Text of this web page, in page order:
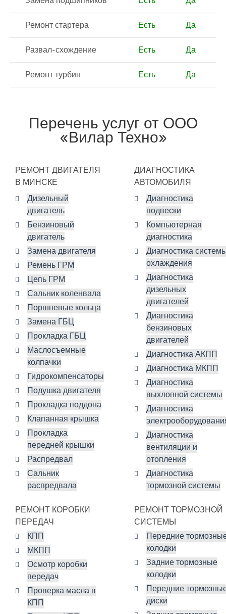
Ремонт стартера Есть Да
Развал-схождение Есть Да
Ремонт турбин Есть Да
Перечень услуг от ООО
«Вилар Техно»
РЕМОНТ ДВИГАТЕЛЯ
В МИНСКЕ
Дизельный
двигатель
Бензиновый
двигатель
Замена двигателя
Ремень ГРМ
Цепь ГРМ
Сальник коленвала
Поршневые кольца
Замена ГБЦ
Прокладка ГБЦ
Маслосъемные
колпачки
Гидрокомпенсаторы
Подушка двигателя
Прокладка поддона
Клапанная крышка
Прокладка
передней крышки
Распредвал
Сальник
распредвала
РЕМОНТ КОРОБКИ
ПЕРЕДАЧ
КПП
МКПП
Осмотр коробки
передач
Проверка масла в
КПП
ДИАГНОСТИКА
АВТОМОБИЛЯ
Диагностика
подвески
Компьютерная
диагностика
Диагностика
охлаждения
Диагностика
дизельных
двигателей
Диагностика
бензиновых
двигателей
Диагностика АКПП
Диагностика МКПП
Диагностика
выхлопной системы
Диагностика
Диагностика
вентиляции и
отопления
Диагностика
тормозной системы
РЕМОНТ ТОРМОЗНОЙ
СИСТЕМЫ
Передние
колодки
Задние тормозные
колодки
Передние
диски